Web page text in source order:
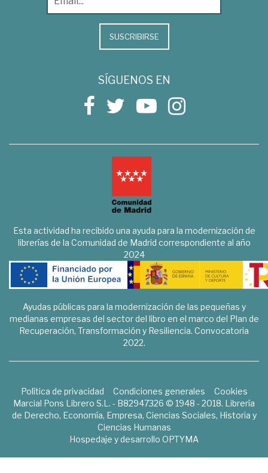
SUSCRIBIRSE
SÍGUENOS EN
Esta actividad ha recibido una ayuda para la modernización de
librerías de la Comunidad de Madrid correspondiente al año
2024
Ayudas públicas para la modernización de las pequeñas y
medianas empresas del sector del libro en el marco del Plan de
Recuperación, Transformación y Resiliencia. Convocatoria
2022.
Política de privacidad Condiciones generales
Cookies
Marcial Pons Librero S.L. - B82947326 © 1948 - 2018. Librería
de Derecho, Economía, Empresa, Ciencias Sociales, Historia y
Ciencias Humanas
Hospedaje y desarrollo OPTYMA